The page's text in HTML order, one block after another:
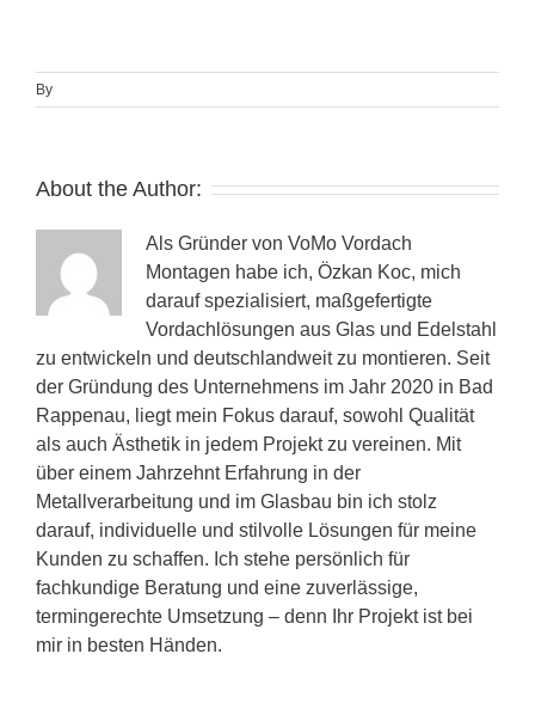
By
About the Author:
Als Gründer von VoMo Vordach
Montagen habe ich, Özkan Koc, mich
darauf spezialisiert, maßgefertigte
Vordachlösungen aus Glas und Edelstahl
zu entwickeln und deutschlandweit zu montieren. Seit
der Gründung des Unternehmens im Jahr 2020 in Bad
Rappenau, liegt mein Fokus darauf, sowohl Qualität
als auch Ästhetik in jedem Projekt zu vereinen. Mit
über einem Jahrzehnt Erfahrung in der
Metallverarbeitung und im Glasbau bin ich stolz
darauf, individuelle und stilvolle Lösungen für meine
Kunden zu schaffen. Ich stehe persönlich für
fachkundige Beratung und eine zuverlässige,
termingerechte Umsetzung – denn Ihr Projekt ist bei
mir in besten Händen.